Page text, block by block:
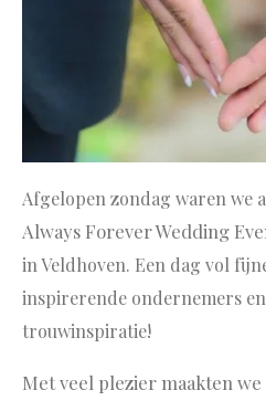
Afgelopen zondag waren we
Always Forever Wedding
in Veldhoven. Een dag vol
inspirerende ondernemers
trouwinspiratie!
Met veel plezier maakten